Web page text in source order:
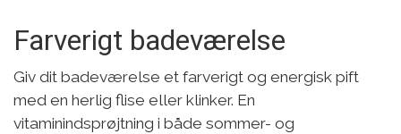
Farverigt badeværelse
Giv dit badeværelse et farverigt og energisk pift
med en herlig flise eller klinker. En
vitaminindsprøjtning i både sommer- og